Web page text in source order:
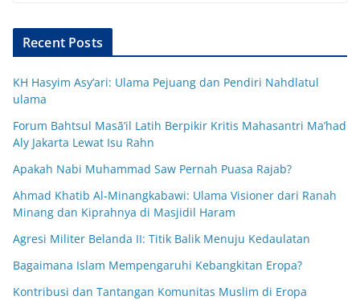
Recent Posts
KH Hasyim Asy’ari: Ulama Pejuang dan Pendiri Nahdlatul
ulama
Forum Bahtsul Masā’il Latih Berpikir Kritis Mahasantri Ma’had
Aly Jakarta Lewat Isu Rahn
Apakah Nabi Muhammad Saw Pernah Puasa Rajab?
Ahmad Khatib Al-Minangkabawi: Ulama Visioner dari Ranah
Minang dan Kiprahnya di Masjidil Haram
Agresi Militer Belanda II: Titik Balik Menuju Kedaulatan
Bagaimana Islam Mempengaruhi Kebangkitan Eropa?
Kontribusi dan Tantangan Komunitas Muslim di Eropa